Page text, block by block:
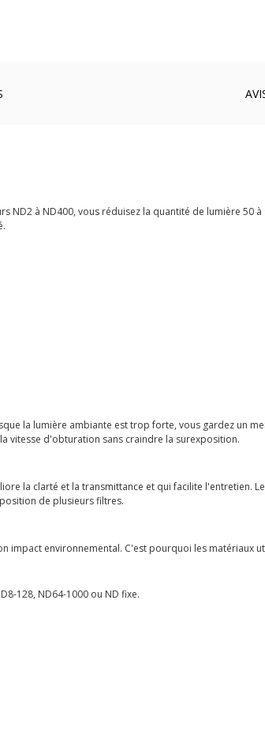
à ND400, vous réduisez la quantité de lumière 50 à
la lumière ambiante est trop forte, vous gardez un
vitesse d'obturation sans craindre la surexposition.
la clarté et la transmittance et qui facilite l'entretien.
de plusieurs filtres.
impact environnemental. C'est pourquoi les matériaux
128, ND64-1000 ou ND fixe.